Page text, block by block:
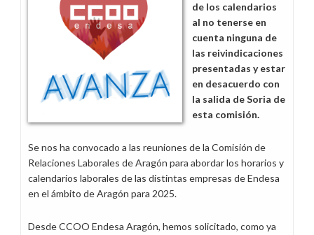
horarios
de
jornada
continua
de
Aragón
de los calendarios
al no tenerse en
cuenta ninguna de
las reivindicaciones
presentadas y estar
en desacuerdo con
la salida de Soria de
esta comisión.
Se nos ha convocado a las reuniones de la Comisión de
Relaciones Laborales de Aragón para abordar los horarios y
calendarios laborales de las distintas empresas de Endesa
en el ámbito de Aragón para 2025.
Desde CCOO Endesa Aragón, hemos solicitado, como ya